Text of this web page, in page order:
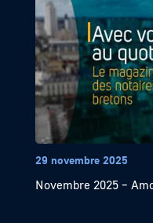
29 novembre 2025
Novembre 2025 –